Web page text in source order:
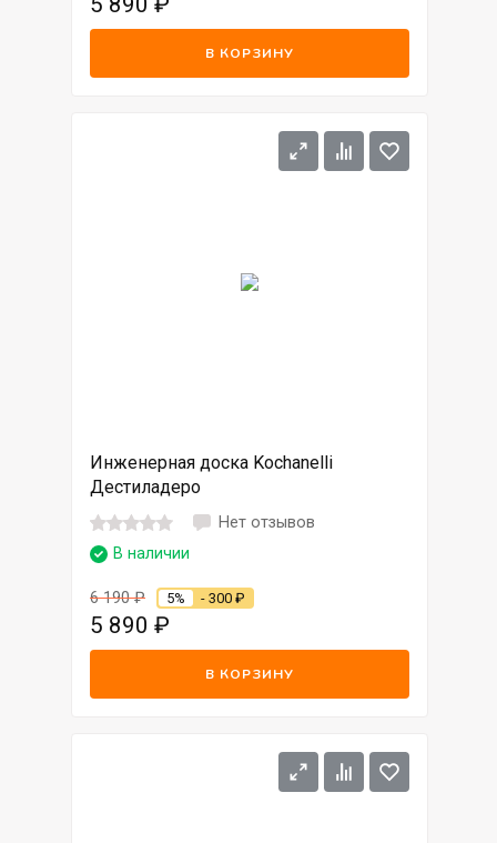
В КОРЗИНУ
Инженерная доска Kochanelli
Дестиладеро
Нет отзывов
В наличии
6 190₽ 5% - 300 ₽
5 890 ₽
В КОРЗИНУ